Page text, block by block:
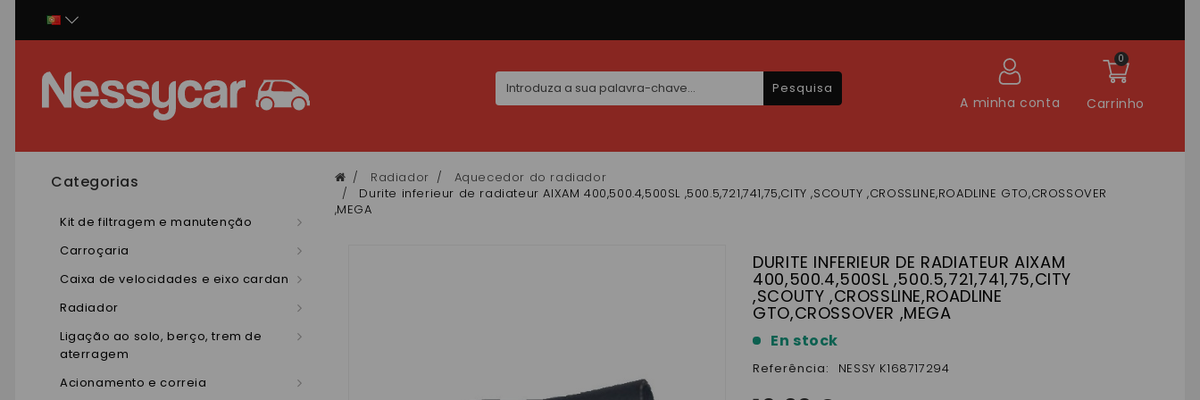
Carrinho
0
A minha conta
Pesquisa
Categorias
Kit de filtragem e manutenção
Carroçaria
Caixa de velocidades e eixo cardan
Radiador
Ligação ao solo, berço, trem de
aterragem
Acionamento e correia
Radiador
Aquecedor do radiador
Durite inferieur de radiateur AIXAM 400,500.4,500SL ,500.5,721,741,75,CITY ,SCOUTY ,CROSSLINE,ROADLINE GTO,CROSSOVER
,MEGA
DURITE INFERIEUR DE RADIATEUR AIXAM
400,500.4,500SL ,500.5,721,741,75,CITY
,SCOUTY ,CROSSLINE,ROADLINE
GTO,CROSSOVER ,MEGA
En stock
Referência: NESSY K168717294